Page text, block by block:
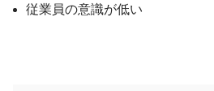
従業員の意識が低い